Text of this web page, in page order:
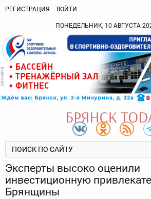
РЕГИСТРАЦИЯ ВОЙТИ
ПОНЕДЕЛЬНИК, 10 АВГУСТА
Эксперты высоко оценили
инвестиционную
Брянщины